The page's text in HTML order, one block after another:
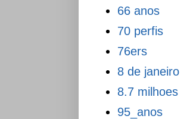
66 anos
70 perfis
76ers
8 de janeiro
8.7 milhoes
95_anos